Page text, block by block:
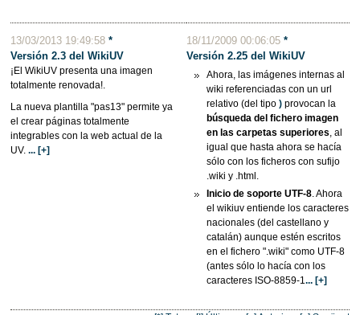
13/03/2013 19:49:58 *
Versión 2.3 del WikiUV
¡El WikiUV presenta una imagen
totalmente renovada!.
La nueva plantilla "pas13" permite ya
el crear páginas totalmente
integrables con la web actual de la
UV. ... [+]
18/11/2009 00:06:05*
Versión 2.25 delWikiUV
Ahora, las imágenes internas al
wiki referenciadas con un url
relativo (del tipo) provocan la
búsqueda del fichero imagen
en las carpetas superiores , al
igual que hasta ahora se hacía
sólo con los ficheros con sufijo
.wiki y .html.
Inicio de soporte UTF-8. Ahora
el wikiuv entiende los caracteres
nacionales (del castellano y
catalán) aunque estén escritos
en el fichero ".wiki" como UTF-8
(antes sólo lo hacía con los
caracteres ISO-8859-1... [+]